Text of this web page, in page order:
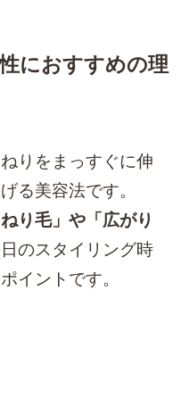
におすすめの理
りをまっすぐに伸
る美容法です。
ねり毛」や「広がり
のスタイリング時
イントです。